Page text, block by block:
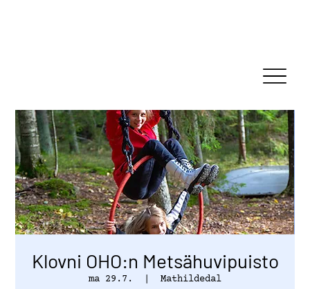
Klovni OHO:n Metsähuvipuisto
ma 29.7. Mathildedal